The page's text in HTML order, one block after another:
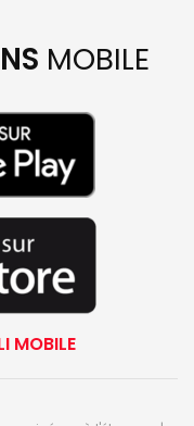
MOBILE
MOBILE